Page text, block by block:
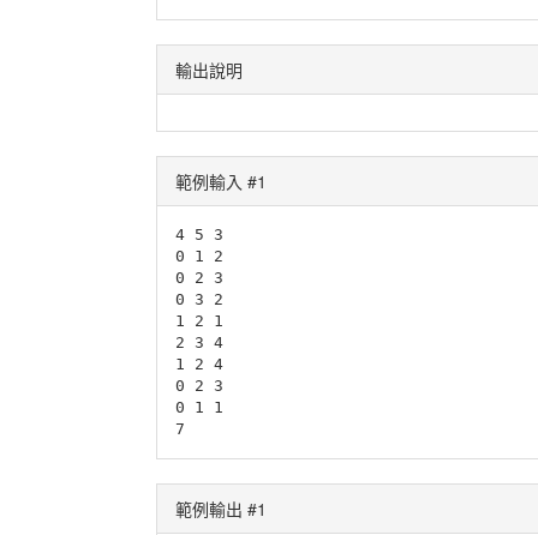
輸出說明
範例輸入 #1
4 5 3
0 1 2
0 2 3
0 3 2
1 2 1
2 3 4
1 2 4
0 2 3
0 1 1
範例輸出 #1